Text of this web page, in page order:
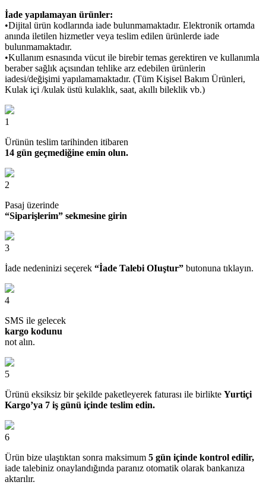
İade yapılamayan ürünler:
•Dijital ürün kodlarında iade bulunmamaktadır. Elektronik ortamda
anında iletilen hizmetler veya teslim edilen ürünlerde iade
bulunmamaktadır.
•Kullanım esnasında vücut ile birebir temas gerektiren ve kullanımla
beraber sağlık açısından tehlike arz edebilen ürünlerin
iadesi/değişimi yapılamamaktadır. (Tüm Kişisel Bakım Ürünleri,
Kulak içi /kulak üstü kulaklık, saat, akıllı bileklik vb.)
1
Ürünün teslim tarihinden itibaren
14 gün geçmediğine emin olun.
2
Pasaj üzerinde
“Siparişlerim” sekmesine girin
3
İade nedeninizi seçerek “İade Talebi OIuştur” butonuna tıklayın.
4
SMS ile gelecek
kargo kodunu
not alın.
5
Ürünü eksiksiz bir şekilde paketleyerek faturası ile birlikte Yurtiçi
Kargo’ya 7 iş günü içinde teslim edin.
6
Ürün bize ulaştıktan sonra maksimum 5 gün içinde kontrol edilir,
iade talebiniz onaylandığında paranız otomatik olarak bankanıza
aktarılır.